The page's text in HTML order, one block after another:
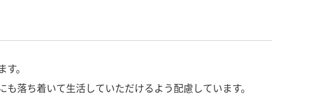
。
落ち着いて生活していただけるよう配慮しています。